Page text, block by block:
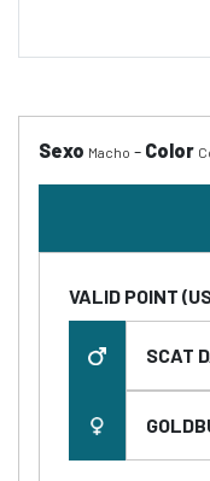
Sexo Macho - Color
VALID POINT
SCAT